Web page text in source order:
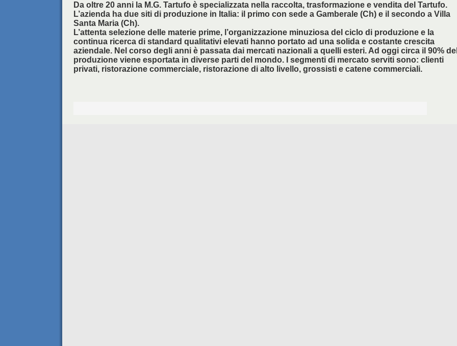
Da oltre 20 anni la M.G. Tartufo è specializzata nella raccolta, trasformazione e vendita del Tartufo.
L’azienda ha due siti di produzione in Italia: il primo con sede a Gamberale (Ch) e il secondo a Villa
Santa Maria (Ch).
L’attenta selezione delle materie prime, l’organizzazione minuziosa del ciclo di produzione e la
continua ricerca di standard qualitativi elevati hanno portato ad una solida e costante crescita
aziendale. Nel corso degli anni è passata dai mercati nazionali a quelli esteri. Ad oggi circa il 90%
produzione viene esportata in diverse parti del mondo. I segmenti di mercato serviti sono: clienti
privati, ristorazione commerciale, ristorazione di alto livello, grossisti e catene commerciali.